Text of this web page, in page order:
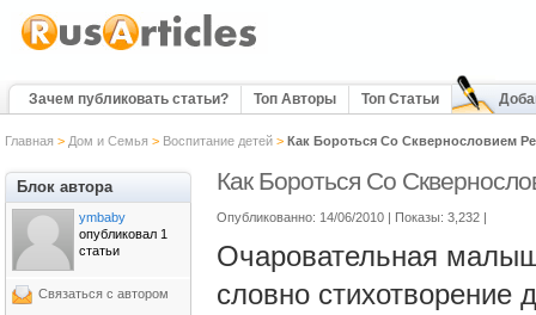
Зачем публиковать статьи? Топ Авторы Топ Статьи
Главная > Дом и Семья > Воспитание детей> Как Бороться Со Сквернословием
Как Бороться Со
Опубликованно: 14/06/2010 | Показы: 3,232 |
Очаровательная
словно
Блок автора
ymbaby
опубликовал 1
статьи
Связаться с автором